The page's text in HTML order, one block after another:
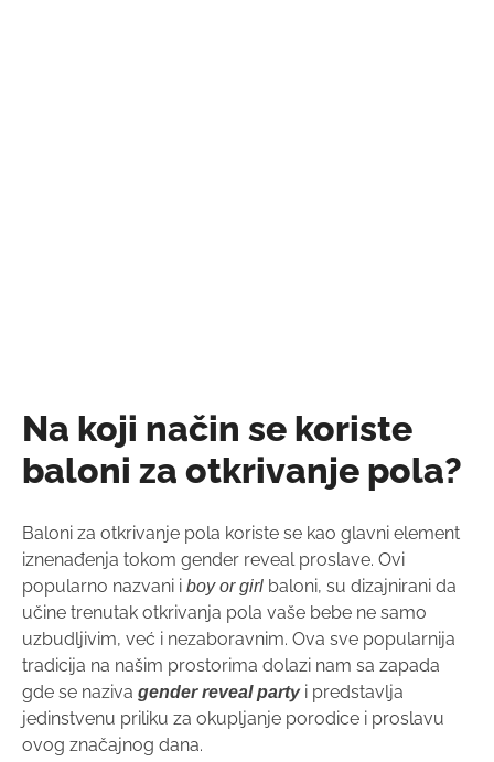
Na koji način se koriste
baloni za otkrivanje pola?
Baloni za otkrivanje pola koriste se kao glavni element
iznenađenja tokom gender reveal proslave. Ovi
popularno nazvani i boy or girl baloni, su dizajnirani da
učine trenutak otkrivanja pola vaše bebe ne samo
uzbudljivim, već i nezaboravnim. Ova sve popularnija
tradicija na našim prostorima dolazi nam sa zapada
gde se naziva gender reveal partyi predstavlja
jedinstvenu priliku za okupljanje porodice i proslavu
ovog značajnog dana.